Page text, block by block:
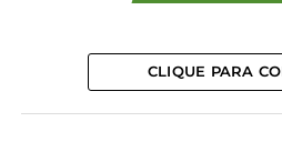
ranqueamento dos
disponibilidade.
CLIQUE PARA